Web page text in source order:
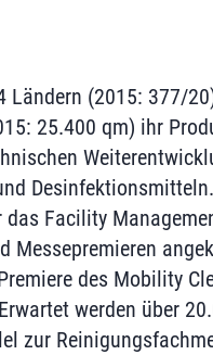
Ländern (2015: 377/
25.400 qm) ihr
Facility
Messepremieren
des Mobility
werden über
zur